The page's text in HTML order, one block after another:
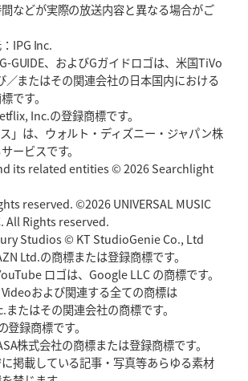
などが実際の放送内容と異なる場合がご
IPG Inc.
GUIDE、およびGガイドロゴは、米国TiVo
／またはその関連会社の日本国内における
です。
Inc.の登録商標です。
ス」は、ウォルト・ディズニー・ジャパン株
ービスです。
its related entities © 2026 Searchlight
reserved. ©2026 UNIVERSAL MUSIC
All Rights reserved.
Studios © KT StudioGenie Co., Ltd
Ltd.の商標または登録商標です。
ロゴは、Google LLC の商標です。
および関連する全ての商標は
たはその関連会社の商標です。
録商標です。
株式会社の商標または登録商標です。
掲載している記事・写真等あらゆる素材